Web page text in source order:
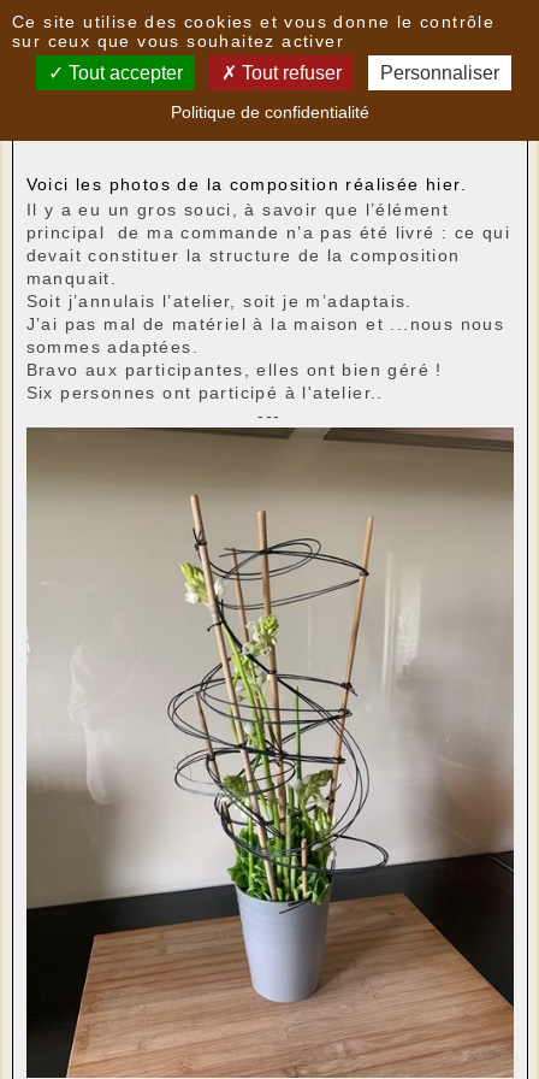
Nouvelles
Photos de l'atelier " Art Floral " du 22 mai
Voici les photos de la composition réalisée hier.
Il y a eu un gros souci, à savoir que l’élément
principal de ma commande n’a pas été livré : ce qui
devait constituer la structure de la composition
manquait.
Soit j’annulais l’atelier, soit je m’adaptais.
J’ai pas mal de matériel à la maison et ...nous nous
sommes adaptées.
Bravo aux participantes, elles ont bien géré !
Six personnes ont participé à l'atelier..
---
Ce site utilise des cookies et vous donne le contrôle
sur ceux que vous souhaitez activer
Tout accepter Tout refuser Personnaliser
Politique de confidentialité